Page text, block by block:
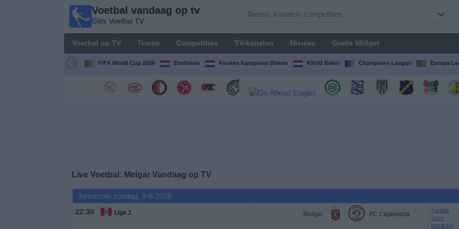
Voetbal vandaag op tv
Gids Voetbal TV
Voetbal op TV Teams Competities TV-kanalen Nieuws Gratis Widget
FIFA World Cup 2026 Eredivisie Keuken Kampioen Divisie KNVB Beker Champions League Europa
Live Voetbal: Melgar Vandaag op TV
Tomorrow zondag, 9-8-2026
22:30 Liga 1 Melgar FC Cajamarca
Fanatiz
(Live
bekijken)